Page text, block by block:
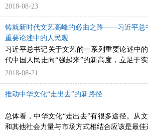
想共识,熔铸坚实的精神支撑。
2018-08-23
铸就新时代文艺高峰的必由之路——习近平总
重要论述中的人民观
习近平总书记关于文艺的一系列重要论述中
代中国人民走向“强起来”的新高度，立足于
新要求，提出新时代中国文艺工作者必须确
民族伟大复兴铸就新的文艺高峰！
2018-08-21
推动中华文化“走出去”的新路径
总体看，中华文化“走出去”有很多途径。从
和其他社会力量与市场方式相结合应该是最佳